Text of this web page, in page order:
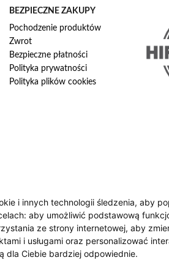
i innych technologii śledzenia, aby
aby umożliwić podstawową
ze strony internetowej, aby
i usługami oraz personalizować
dla Ciebie bardziej odpowiednie.
BEZPIECZNE ZAKUPY
Pochodzenie produktów
Zwrot
Bezpieczne płatności
Polityka prywatności
Polityka plików cookies